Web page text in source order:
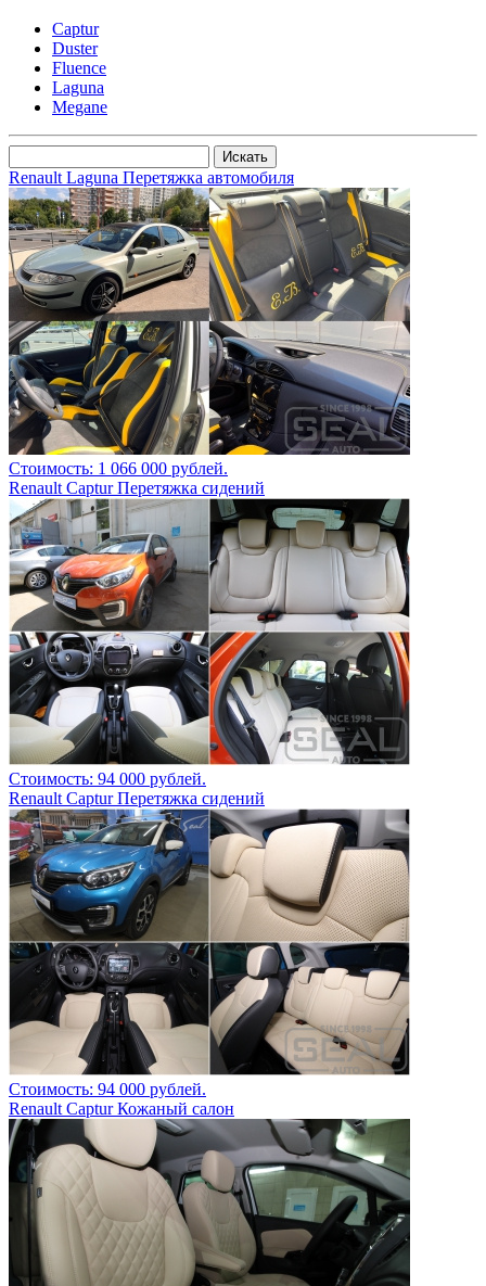
Captur
Duster
Fluence
Laguna
Megane
Renault Laguna Перетяжка автомобиля
Стоимость: 1 066 000 рублей.
Renault Captur Перетяжка сидений
Стоимость: 94 000 рублей.
Renault Captur Перетяжка сидений
Стоимость: 94 000 рублей.
Renault Captur Кожаный салон